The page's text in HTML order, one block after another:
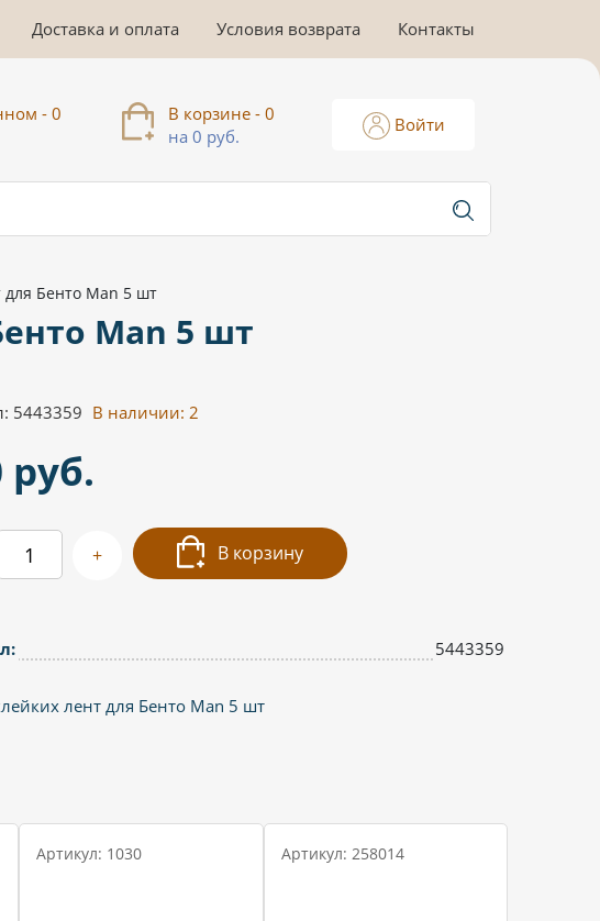
Доставка и оплата Условия возврата Контакты
- 0
В корзине - 0
на 0 руб.
Войти
для Бенто Man 5 шт
Man 5 шт
5443359 В наличии:2
руб.
+ В корзину
5443359
лент для Бенто Man 5 шт
Артикул: 1030 Артикул: 258014